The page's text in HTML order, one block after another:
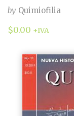
by Quimiofilia
$0.00 +IVA